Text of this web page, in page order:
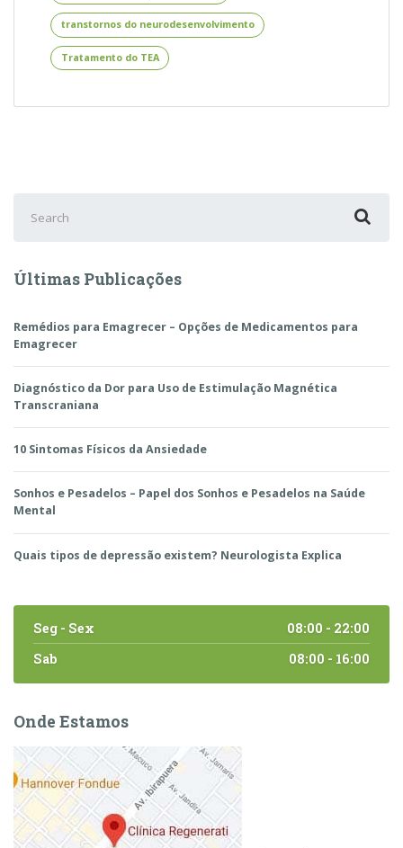
do
Transtorno
do
Espectro
(TEA)
transtornos do neurodesenvolvimento
Tratamento do TEA
for:
Últimas Publicações
Remédios para Emagrecer – Opções de Medicamentos para
Emagrecer
Diagnóstico da Dor para Uso de Estimulação Magnética
Transcraniana
10 Sintomas Físicos da Ansiedade
Sonhos e Pesadelos – Papel dos Sonhos e Pesadelos na Saúde
Mental
Quais tipos de depressão existem? Neurologista Explica
Seg - Sex
08:00 - 22:00
Sab
08:00 - 16:00
Onde Estamos